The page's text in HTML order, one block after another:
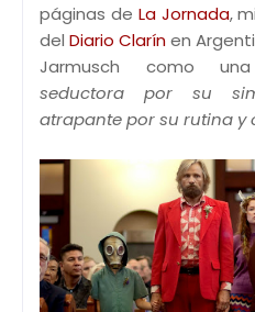
páginas de La Jornada,
del Diario Clarínen
Jarmusch como
seductora por su
atrapante por su rutina y